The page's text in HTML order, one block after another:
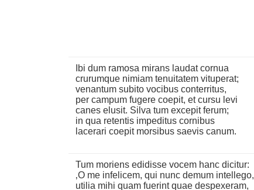
Ibi dum ramosa mirans laudat cornua
crurumque nimiam tenuitatem vituperat;
venantum subito vocibus conterritus,
per campum fugere coepit, et cursu levi
canes elusit. Silva tum excepit ferum;
in qua retentis impeditus cornibus
lacerari coepit morsibus saevis canum.
Tum moriens edidisse vocem hanc dicitur:
‚O me infelicem, qui nunc demum intellego,
utilia mihi quam fuerint quae despexeram,